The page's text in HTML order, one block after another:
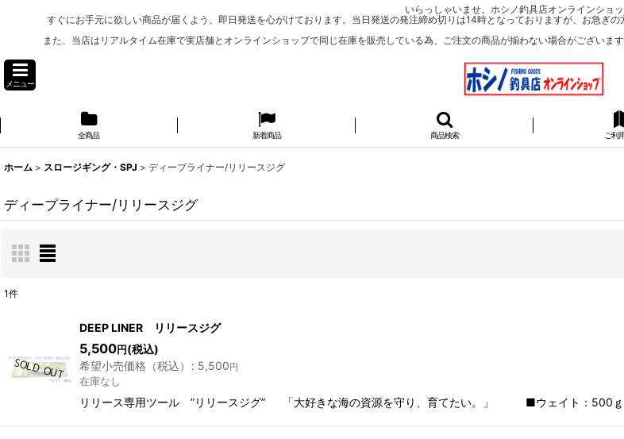
いらっしゃいませ。ホシノ釣具店オンラインショッ
すぐにお手元に欲しい商品が届くよう、即日発送を心がけております。当日発送の発注締め切りは14時となっておりますが、お急ぎ
また、当店はリアルタイム在庫で実店舗とオンラインショップで同じ在庫を販売している為、ご注文の商品が揃わない場合がございま
メニュー
全商品 新着商品 商品検索 ご利
ホーム > スロージギング・SPJ > ディープライナー/リリースジグ
ディープライナー/リリースジグ
並び順:
1件
DEEP LINER リリースジグ
5,500円(税込)
希望小売価格（税込）
: 5,500円
在庫なし
リリース専用ツール ”リリースジグ” 「大好きな海の資源を守り、育てたい。」 ■ウェイト：500ｇ